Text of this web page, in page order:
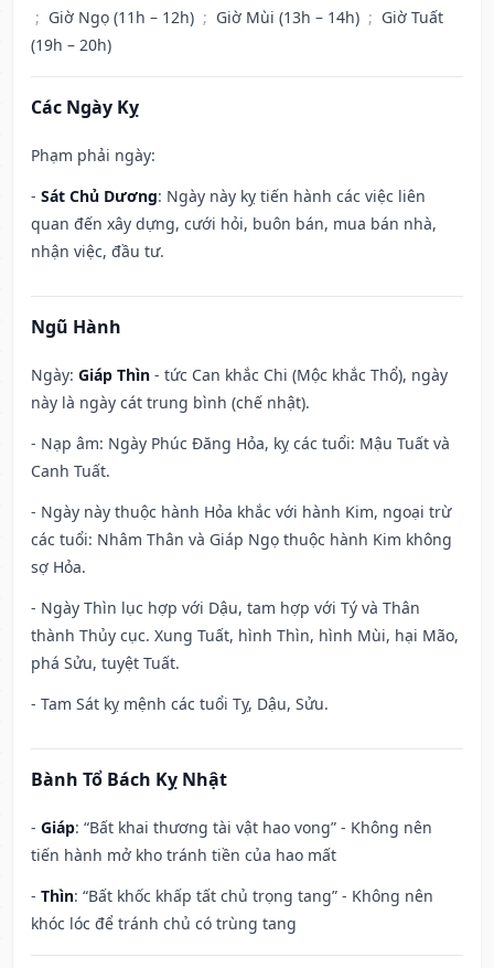
; Giờ Ngọ (11h – 12h) ; Giờ Mùi (13h – 14h) ; Giờ Tuất
(19h – 20h)
Các Ngày Kỵ
Phạm phải ngày:
- Sát Chủ Dương: Ngày này kỵ tiến hành các việc liên
quan đến xây dựng, cưới hỏi, buôn bán, mua bán nhà,
nhận việc, đầu tư.
Ngũ Hành
Ngày: Giáp Thìn - tức Can khắc Chi (Mộc khắc Thổ), ngày
này là ngày cát trung bình (chế nhật).
- Nạp âm: Ngày Phúc Đăng Hỏa, kỵ các tuổi: Mậu Tuất và
Canh Tuất.
- Ngày này thuộc hành Hỏa khắc với hành Kim, ngoại trừ
các tuổi: Nhâm Thân và Giáp Ngọ thuộc hành Kim không
sợ Hỏa.
- Ngày Thìn lục hợp với Dậu, tam hợp với Tý và Thân
thành Thủy cục. Xung Tuất, hình Thìn, hình Mùi, hại Mão,
phá Sửu, tuyệt Tuất.
- Tam Sát kỵ mệnh các tuổi Tỵ, Dậu, Sửu.
Bành Tổ Bách Kỵ Nhật
- Giáp: “Bất khai thương tài vật hao vong” - Không nên
tiến hành mở kho tránh tiền của hao mất
- Thìn: “Bất khốc khấp tất chủ trọng tang” - Không nên
khóc lóc để tránh chủ có trùng tang